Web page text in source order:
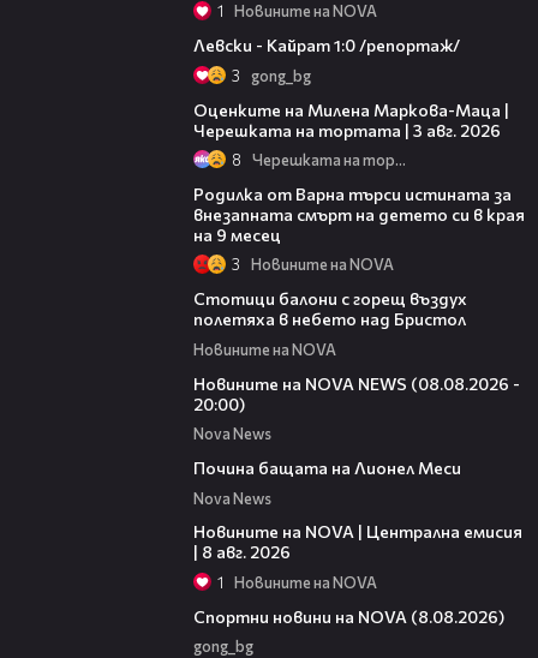
1 Новините на NOVA
Левски - Кайрат 1:0 /репортаж/
3 gong_bg
Оценките на Милена Маркова-Маца |
Черешката на тортата | 3 авг. 2026
8 Черешката на тортата
Родилка от Варна търси истината за
внезапната смърт на детето си в края
на 9 месец
3 Новините на NOVA
Стотици балони с горещ въздух
полетяха в небето над Бристол
Новините на NOVA
Новините на NOVA NEWS (08.08.2026 -
20:00)
Nova News
Почина бащата на Лионел Меси
Nova News
Новините на NOVA | Централна емисия
| 8 авг. 2026
1 Новините на NOVA
Спортни новини на NOVA (8.08.2026)
gong_bg